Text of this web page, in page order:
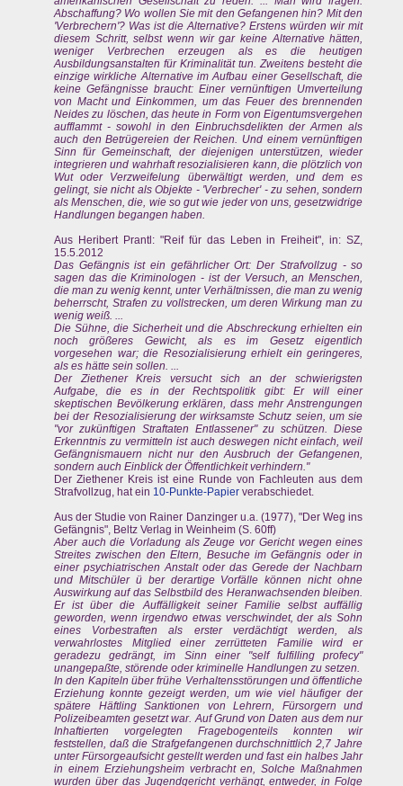
Abschaffung? Wo wollen Sie mit den Gefangenen hin? Mit den
'Verbrechern'? Was ist die Alternative? Erstens würden wir mit
diesem Schritt, selbst wenn wir gar keine Alternative hätten,
weniger Verbrechen erzeugen als es die heutigen
Ausbildungsanstalten für Kriminalität tun. Zweitens besteht die
einzige wirkliche Alternative im Aufbau einer Gesellschaft, die
keine Gefängnisse braucht: Einer vernünftigen Umverteilung
von Macht und Einkommen, um das Feuer des brennenden
Neides zu löschen, das heute in Form von Eigentumsvergehen
aufflammt - sowohl in den Einbruchsdelikten der Armen als
auch den Betrügereien der Reichen. Und einem vernünftigen
Sinn für Gemeinschaft, der diejenigen unterstützen, wieder
integrieren und wahrhaft resozialisieren kann, die plötzlich von
Wut oder Verzweifelung überwältigt werden, und dem es
gelingt, sie nicht als Objekte - 'Verbrecher' - zu sehen, sondern
als Menschen, die, wie so gut wie jeder von uns, gesetzwidrige
Handlungen begangen haben.
Aus Heribert Prantl: "Reif für das Leben in Freiheit", in: SZ,
15.5.2012
Das Gefängnis ist ein gefährlicher Ort: Der Strafvollzug - so
sagen das die Kriminologen - ist der Versuch, an Menschen,
die man zu wenig kennt, unter Verhältnissen, die man zu wenig
beherrscht, Strafen zu vollstrecken, um deren Wirkung man zu
wenig weiß. ...
Die Sühne, die Sicherheit und die Abschreckung erhielten ein
noch größeres Gewicht, als es im Gesetz eigentlich
vorgesehen war; die Resozialisierung erhielt ein geringeres,
als es hätte sein sollen. ...
Der Ziethener Kreis versucht sich an der schwierigsten
Aufgabe, die es in der Rechtspolitik gibt: Er will einer
skeptischen Bevölkerung erklären, dass mehr Anstrengungen
bei der Resozialisierung der wirksamste Schutz seien, um sie
"vor zukünftigen Straftaten Entlassener" zu schützen. Diese
Erkenntnis zu vermitteln ist auch deswegen nicht einfach, weil
Gefängnismauern nicht nur den Ausbruch der Gefangenen,
sondern auch Einblick der Öffentlichkeit verhindern."
Der Ziethener Kreis ist eine Runde von Fachleuten aus dem
Strafvollzug, hat ein 10-Punkte-Papier verabschiedet.
Aus der Studie von Rainer Danzinger u.a. (1977), "Der Weg ins
Gefängnis", Beltz Verlag in Weinheim (S. 60ff)
Aber auch die Vorladung als Zeuge vor Gericht wegen eines
Streites zwischen den Eltern, Besuche im Gefängnis oder in
einer psychiatrischen Anstalt oder das Gerede der Nachbarn
und Mitschüler ü ber derartige Vorfälle können nicht ohne
Auswirkung auf das Selbstbild des Heranwachsenden bleiben.
Er ist über die Auffälligkeit seiner Familie selbst auffällig
geworden, wenn irgendwo etwas verschwindet, der als Sohn
eines Vorbestraften als erster verdächtigt werden, als
verwahrlostes Mitglied einer zerrütteten Familie wird er
geradezu gedrängt, im Sinn einer "self fulfilling profecy"
unangepaßte, störende oder kriminelle Handlungen zu setzen.
In den Kapiteln über frühe Verhaltensstörungen und öffentliche
Erziehung konnte gezeigt werden, um wie viel häufiger der
spätere Häftling Sanktionen von Lehrern, Fürsorgern und
Polizeibeamten gesetzt war. Auf Grund von Daten aus dem nur
Inhaftierten vorgelegten Fragebogenteils konnten wir
feststellen, daß die Strafgefangenen durchschnittlich 2,7 Jahre
unter Fürsorgeaufsicht gestellt werden und fast ein halbes Jahr
in einem Erziehungsheim verbracht en, Solche Maßnahmen
wurden über das Jugendgericht verhängt, entweder, in Folge